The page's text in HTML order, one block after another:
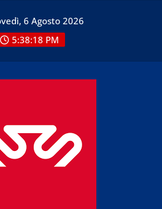
6 Agosto 2026
5:38:18 PM